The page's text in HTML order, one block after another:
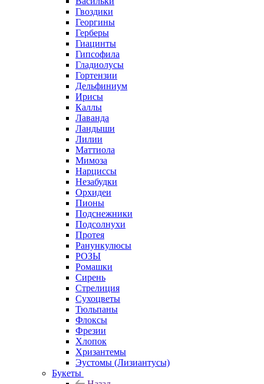
Гвоздики
Георгины
Герберы
Гиацинты
Гипсофила
Гладиолусы
Гортензии
Дельфиниум
Ирисы
Каллы
Лаванда
Ландыши
Лилии
Маттиола
Мимоза
Нарциссы
Незабудки
Орхидеи
Пионы
Подснежники
Подсолнухи
Протея
Ранункулюсы
РОЗЫ
Ромашки
Сирень
Стрелиция
Сухоцветы
Тюльпаны
Флоксы
Фрезии
Хлопок
Хризантемы
Эустомы (Лизиантусы)
Букеты